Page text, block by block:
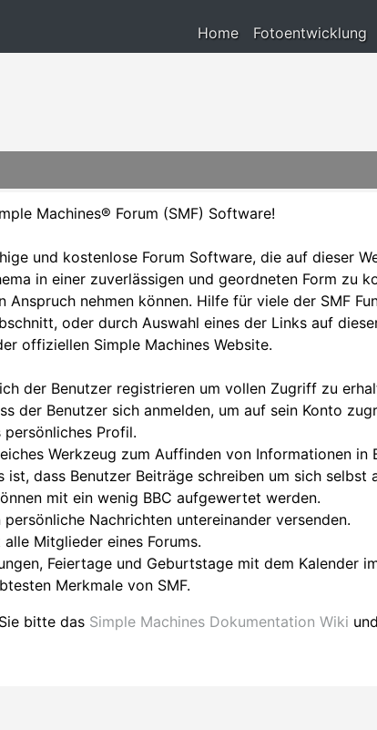
Home Fotoentwicklung
Machines® Forum (SMF) Software!
und kostenlose Forum Software, die auf dieser
in einer zuverlässigen und geordneten Form zu
Anspruch nehmen können. Hilfe für viele der SMF
oder durch Auswahl eines der Links auf
offiziellen Simple Machines Website.
der Benutzer registrieren um vollen Zugriff zu
der Benutzer sich anmelden, um auf sein Konto
Profil.
Werkzeug zum Auffinden von Informationen in
ist, dass Benutzer Beiträge schreiben um sich selbst
mit ein wenig BBC aufgewertet werden.
Nachrichten untereinander versenden.
Mitglieder eines Forums.
Feiertage und Geburtstage mit dem Kalender
Merkmale von SMF.
bitte das Simple Machines Dokumentation Wiki